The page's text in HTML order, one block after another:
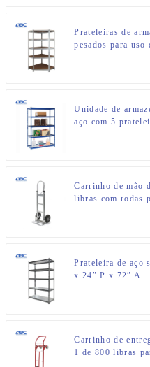
Prateleiras de
pesados para uso
Unidade de
aço com 5
Carrinho de mão
libras com rodas
Prateleira de aço
x 24″ P x 72″ A
Carrinho de
1 de 800 libras